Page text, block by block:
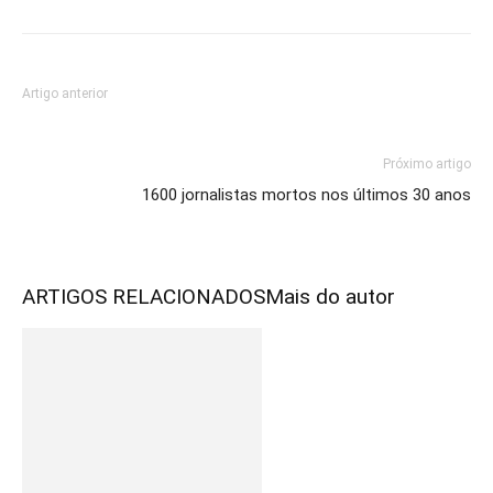
Artigo anterior
Próximo artigo
1600 jornalistas mortos nos últimos 30 anos
ARTIGOS RELACIONADOSMais do autor